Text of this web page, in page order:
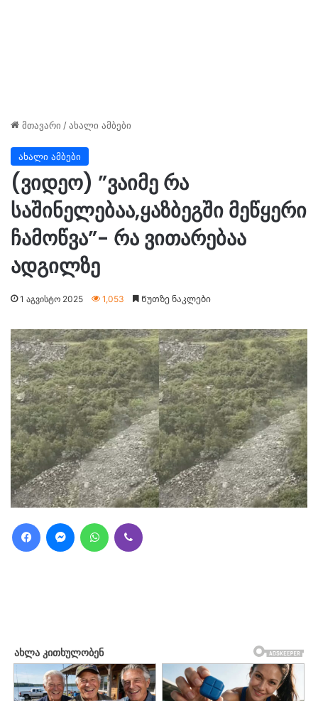
მთავარი /ახალი ამბები
ახალი ამბები
(ვიდეო) ”ვაიმე რა
საშინელებაა,ყაზბეგში მეწყერი
ჩამოწვა”- რა ვითარებაა
ადგილზე
1 აგვისტო 2025 1,053 Წუთზე ნაკლები
FacebookMessengerWhatsApp